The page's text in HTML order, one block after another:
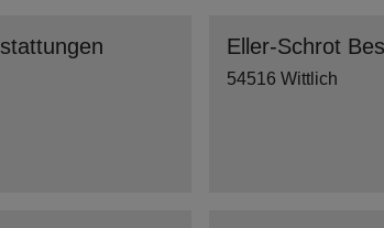
Eller-Schrot
54516 Wittlich